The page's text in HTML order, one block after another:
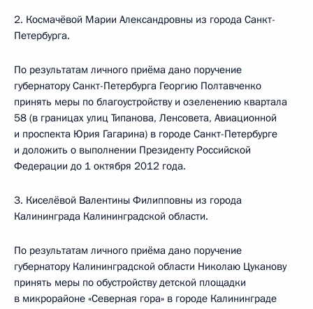
2. Космачёвой Марии Александровны из города Санкт-
Петербурга.
По результатам личного приёма дано поручение
губернатору Санкт-Петербурга Георгию Полтавченко
принять меры по благоустройству и озеленению квартала
58 (в границах улиц Типанова, Ленсовета, Авиационной
и проспекта Юрия Гагарина) в городе Санкт-Петербурге
и доложить о выполнении Президенту Российской
Федерации до 1 октября 2012 года.
3. Киселёвой Валентины Филипповны из города
Калининграда Калининградской области.
По результатам личного приёма дано поручение
губернатору Калининградской области Николаю Цуканову
принять меры по обустройству детской площадки
в микрорайоне «Северная гора» в городе Калининграде